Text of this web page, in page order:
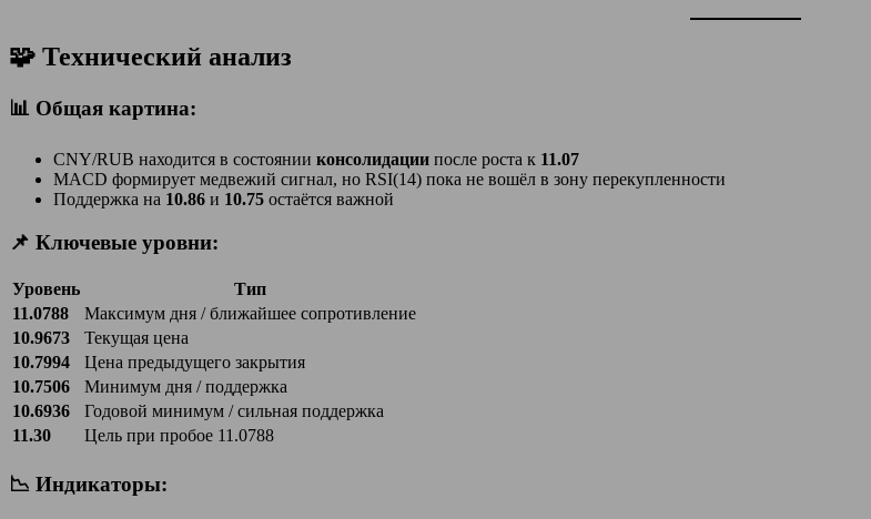
🧩 Технический анализ
📊 Общая картина:
CNY/RUB находится в состоянии консолидации после роста к 11.07
MACD формирует медвежий сигнал, но RSI(14) пока не вошёл в зону перекупленности
Поддержка на 10.86 и 10.75 остаётся важной
📌 Ключевые уровни:
Уровень
Тип
11.0788
Максимум дня / ближайшее сопротивление
10.9673
Текущая цена
10.7994
Цена предыдущего закрытия
10.7506
Минимум дня / поддержка
10.6936
Годовой минимум / сильная поддержка
11.30
Цель при пробое 11.0788
📉 Индикаторы: